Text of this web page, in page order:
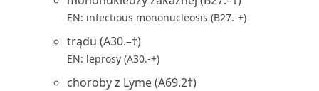
EN: infectious mononucleosis (B27.-+)
trądu (A30.–†)
EN: leprosy (A30.-+)
choroby z Lyme (A69.2†)